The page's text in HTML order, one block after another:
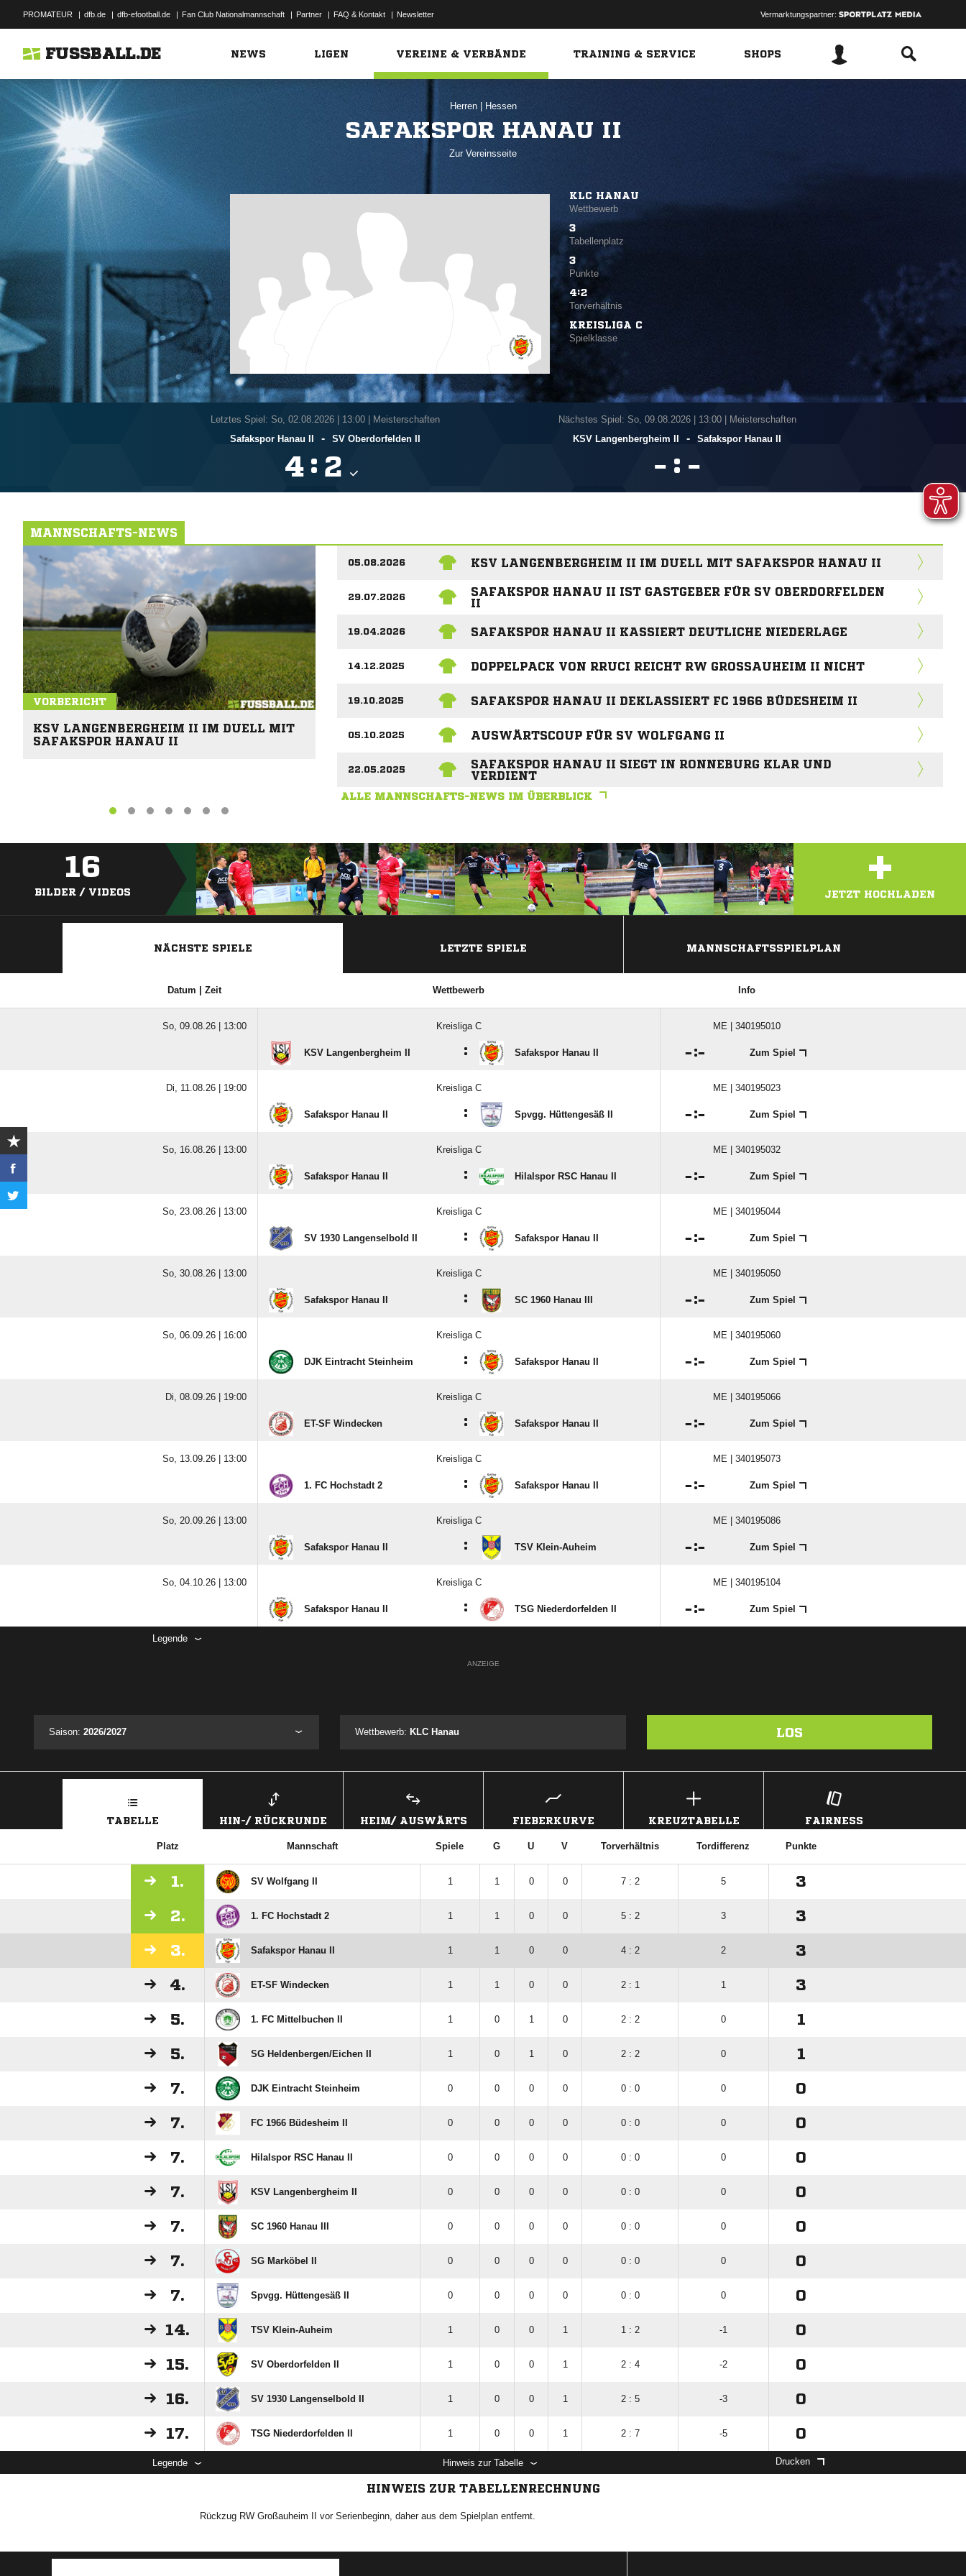
PROMATEUR | dfb.de | dfb-efootball.de | Fan Club Nationalmannschaft | Partner | FAQ & Kontakt | Newsletter Vermarktungspartner:
FUSSBALL.DE NEWS LIGEN VEREINE & VERBÄNDE TRAINING & SERVICE SHOPS
Herren Hessen
SAFAKSPOR HANAU II
Zur Vereinsseite
KLC HANAU
Wettbewerb
3
Tabellenplatz
3
Punkte
4:2
Torverhältnis
KREISLIGA C
Spielklasse
Letztes Spiel: So, 02.08.2026| 13:00 | Meisterschaften
Safakspor Hanau II
- SV Oberdorfelden II
 : 
Nächstes Spiel: So, 09.08.2026| 13:00 | Meisterschaften
KSV Langenbergheim II
- Safakspor Hanau II
 : 
MANNSCHAFTS-NEWS
VORBERICHT
KSV LANGENBERGHEIM II IM DUELL MIT
SAFAKSPOR HANAU II
05.08.2026 KSV LANGENBERGHEIM II IM DUELL MIT SAFAKSPOR HANAU II
29.07.2026
SAFAKSPOR HANAU II IST GASTGEBER FÜR SV OBERDORFELDEN
II
19.04.2026 SAFAKSPOR HANAU II KASSIERT DEUTLICHE NIEDERLAGE
14.12.2025 DOPPELPACK VON RRUCI REICHT RW GROSSAUHEIM II NICHT
19.10.2025 SAFAKSPOR HANAU II DEKLASSIERT FC 1966 BÜDESHEIM II
05.10.2025 AUSWÄRTSCOUP FÜR SV WOLFGANG II
22.05.2025
SAFAKSPOR HANAU II SIEGT IN RONNEBURG KLAR UND
VERDIENT
ALLE MANNSCHAFTS-NEWS IM ÜBERBLICK
16
BILDER / VIDEOS +
JETZT HOCHLADEN
NÄCHSTE SPIELE LETZTE SPIELE MANNSCHAFTSSPIELPLAN
Datum | Zeit Wettbewerb Info
So, 09.08.26 | 13:00 Kreisliga C ME | 340195010
KSV Langenbergheim II : Safakspor Hanau II : Zum Spiel
Di, 11.08.26 | 19:00 Kreisliga C ME | 340195023
Safakspor Hanau II : Spvgg. Hüttengesäß II : Zum Spiel
So, 16.08.26 | 13:00 Kreisliga C ME | 340195032
Safakspor Hanau II : Hilalspor RSC Hanau II : Zum Spiel
So, 23.08.26 | 13:00 Kreisliga C ME | 340195044
SV 1930 Langenselbold II : Safakspor Hanau II : Zum Spiel
So, 30.08.26 | 13:00 Kreisliga C ME | 340195050
Safakspor Hanau II : SC 1960 Hanau III : Zum Spiel
So, 06.09.26 | 16:00 Kreisliga C ME | 340195060
DJK Eintracht Steinheim : Safakspor Hanau II : Zum Spiel
Di, 08.09.26 | 19:00 Kreisliga C ME | 340195066
ET-SF Windecken : Safakspor Hanau II : Zum Spiel
So, 13.09.26 | 13:00 Kreisliga C ME | 340195073
1. FC Hochstadt 2 : Safakspor Hanau II : Zum Spiel
So, 20.09.26 | 13:00 Kreisliga C ME | 340195086
Safakspor Hanau II : TSV Klein-Auheim : Zum Spiel
So, 04.10.26 | 13:00 Kreisliga C ME | 340195104
Safakspor Hanau II : TSG Niederdorfelden II : Zum Spiel
Legende
ANZEIGE
Saison: 2026/2027 Wettbewerb: KLC Hanau LOS
TABELLE HIN-/ RÜCKRUNDE HEIM/ AUSWÄRTS FIEBERKURVE KREUZTABELLE FAIRNESS
Platz Mannschaft Spiele G U V Torverhältnis Tordifferenz Punkte
1. SV Wolfgang II 1 1 0 0 7 : 2 5 3
2. 1. FC Hochstadt 2 1 1 0 0 5 : 2 3 3
3. Safakspor Hanau II 1 1 0 0 4 : 2 2 3
4. ET-SF Windecken 1 1 0 0 2 : 1 1 3
5. 1. FC Mittelbuchen II 1 0 1 0 2 : 2 0 1
5. SG Heldenbergen/​Eichen II 1 0 1 0 2 : 2 0 1
7. DJK Eintracht Steinheim 0 0 0 0 0 : 0 0 0
7. FC 1966 Büdesheim II 0 0 0 0 0 : 0 0 0
7. Hilalspor RSC Hanau II 0 0 0 0 0 : 0 0 0
7. KSV Langenbergheim II 0 0 0 0 0 : 0 0 0
7. SC 1960 Hanau III 0 0 0 0 0 : 0 0 0
7. SG Marköbel II 0 0 0 0 0 : 0 0 0
7. Spvgg. Hüttengesäß II 0 0 0 0 0 : 0 0 0
14. TSV Klein-Auheim 1 0 0 1 1 : 2 -1 0
15. SV Oberdorfelden II 1 0 0 1 2 : 4 -2 0
16. SV 1930 Langenselbold II 1 0 0 1 2 : 5 -3 0
17. TSG Niederdorfelden II 1 0 0 1 2 : 7 -5 0
Legende Hinweis zur Tabelle Drucken
HINWEIS ZUR TABELLENRECHNUNG
Rückzug RW Großauheim II vor Serienbeginn, daher aus dem Spielplan entfernt.